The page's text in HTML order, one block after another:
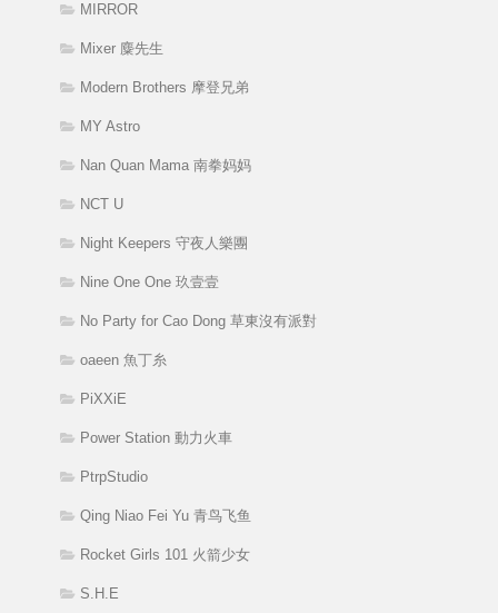
MIRROR
Mixer 麋先生
Modern Brothers 摩登兄弟
MY Astro
Nan Quan Mama 南拳妈妈
NCT U
Night Keepers 守夜人樂團
Nine One One 玖壹壹
No Party for Cao Dong 草東沒有派對
oaeen 魚丁糸
PiXXiE
Power Station 動力火車
PtrpStudio
Qing Niao Fei Yu 青鸟飞鱼
Rocket Girls 101 火箭少女
S.H.E